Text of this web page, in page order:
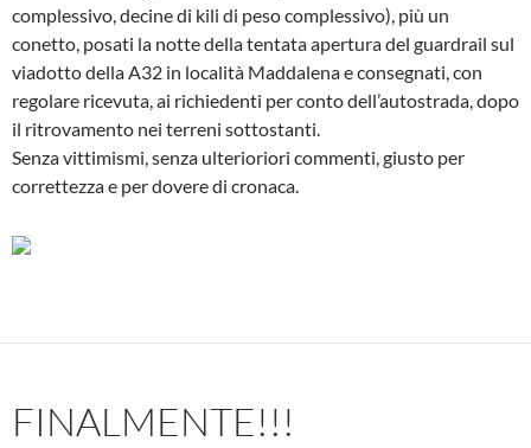
complessivo, decine di kili di peso complessivo), più un
conetto, posati la notte della tentata apertura del guardrail sul
viadotto della A32 in località Maddalena e consegnati, con
regolare ricevuta, ai richiedenti per conto dell’autostrada, dopo
il ritrovamento nei terreni sottostanti.
Senza vittimismi, senza ulterioriori commenti, giusto per
correttezza e per dovere di cronaca.
FINALMENTE!!!